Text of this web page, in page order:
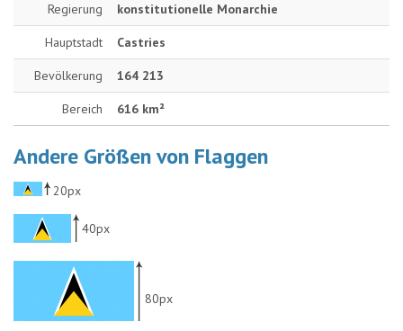
Regierung
konstitutionelle Monarchie
Hauptstadt Castries
Bevölkerung 164 213
Bereich 616 km²
Andere Größen von Flaggen
20px
40px
80px